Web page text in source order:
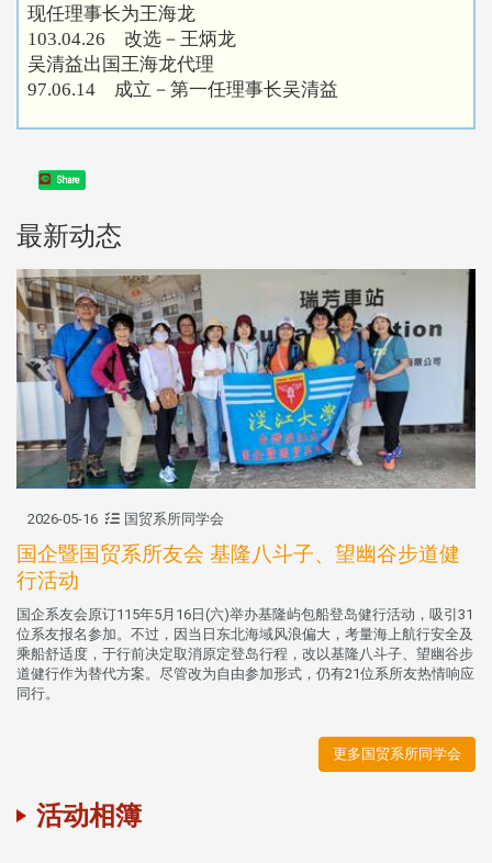
现任理事长为王海龙
103.04.26 改选－王炳龙
吴清益出国王海龙代理
97.06.14 成立－第一任理事长吴清益
Share
最新动态
2026-05-16 国贸系所同学会
国企暨国贸系所友会 基隆八斗子、望幽谷步道健
行活动
国企系友会原订115年5月16日(六)举办基隆屿包船登岛健行活动，吸引31
位系友报名参加。不过，因当日东北海域风浪偏大，考量海上航行安全及
乘船舒适度，于行前决定取消原定登岛行程，改以基隆八斗子、望幽谷步
道健行作为替代方案。尽管改为自由参加形式，仍有21位系所友热情响应
同行。
更多国贸系所同学会
活动相簿